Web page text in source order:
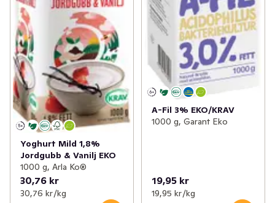
Yoghurt Mild 1,8%
Jordgubb & Vanilj EKO
1000 g, Arla Ko®
30,76 kr
30,76 kr /kg
A-Fil 3% EKO/KRAV
1000 g, Garant Eko
19,95 kr
19,95 kr /kg